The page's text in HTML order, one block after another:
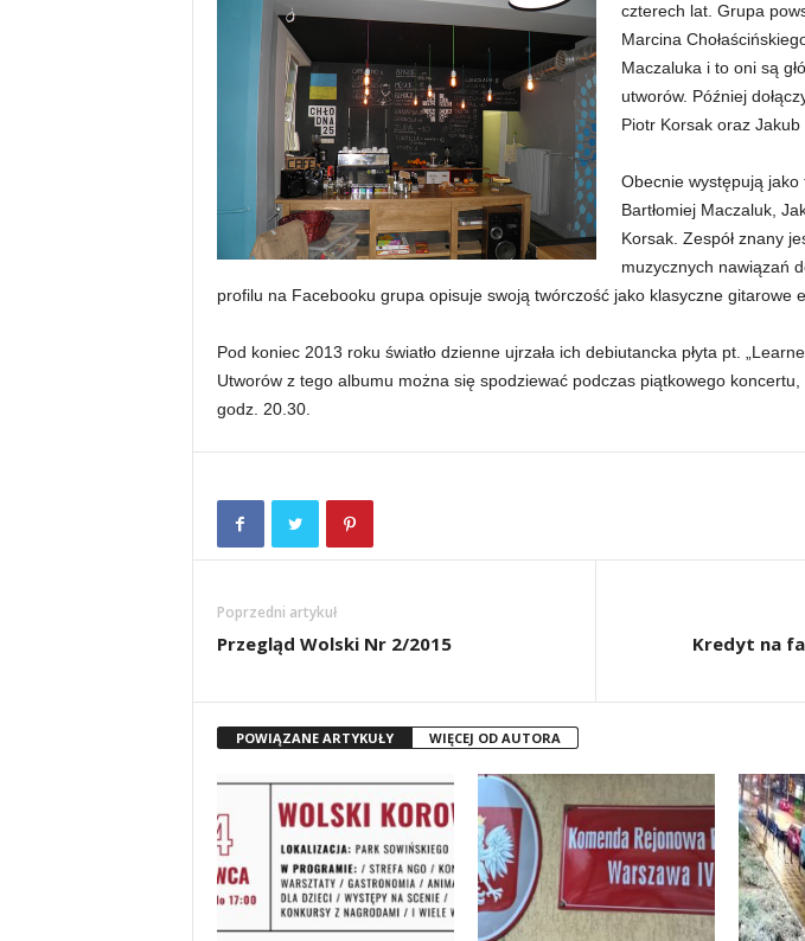
czterech lat. Grupa
Marcina
Maczaluka i to oni są
utworów. Później
Piotr Korsak oraz Jakub
Obecnie występują jako
Bartłomiej Maczaluk,
Korsak. Zespół znany
muzycznych nawiązań
profilu na Facebooku grupa opisuje swoją twórczość jako klasyczne gitarowe
Pod koniec 2013 roku światło dzienne ujrzała ich debiutancka płyta pt.
Utworów z tego albumu można się spodziewać podczas piątkowego
godz. 20.30.
Poprzedni artykuł
Przegląd Wolski Nr 2/2015 Kredyt na
POWIĄZANE ARTYKUŁY WIĘCEJ OD AUTORA